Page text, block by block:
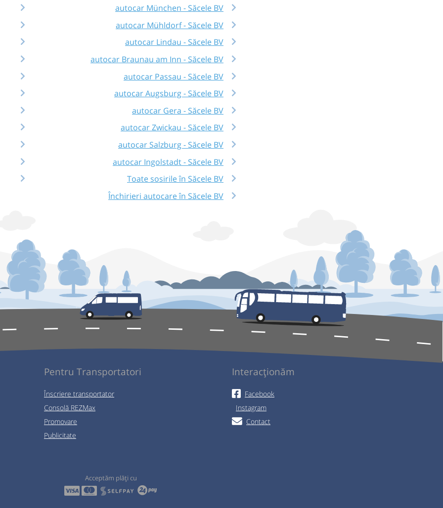
autocar München - Săcele BV
autocar Mühldorf - Săcele BV
autocar Lindau - Săcele BV
autocar Braunau am Inn - Săcele BV
autocar Passau - Săcele BV
autocar Augsburg - Săcele BV
autocar Gera - Săcele BV
autocar Zwickau - Săcele BV
autocar Salzburg - Săcele BV
autocar Ingolstadt - Săcele BV
Toate sosirile în Săcele BV
Închirieri autocare în Săcele BV
Pentru Transportatori
Înscriere transportator
Consolă REZMax
Promovare
Publicitate
Interacționăm
Facebook
Instagram
Contact
Acceptăm plăți cu